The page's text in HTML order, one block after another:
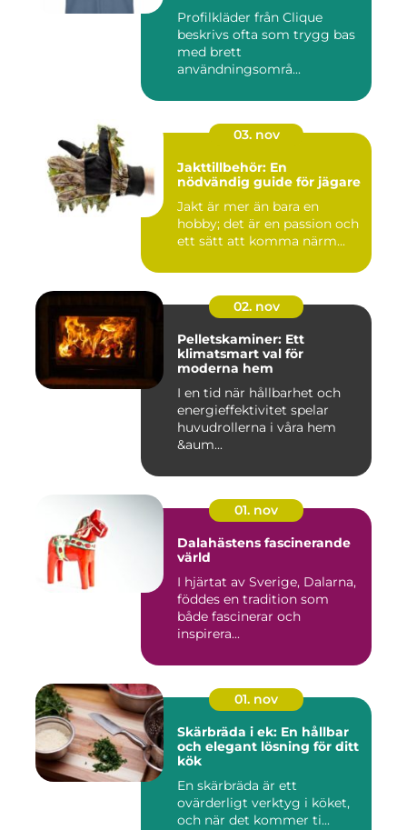
Profilkläder från Clique
beskrivs ofta som trygg bas
med brett
användningsområ...
03. nov
Jakttillbehör: En
nödvändig guide för jägare
Jakt är mer än bara en
hobby; det är en passion och
ett sätt att komma närm...
02. nov
Pelletskaminer: Ett
klimatsmart val för
moderna hem
I en tid när hållbarhet och
energieffektivitet spelar
huvudrollerna i våra hem
&aum...
01. nov
Dalahästens fascinerande
värld
I hjärtat av Sverige, Dalarna,
föddes en tradition som
både fascinerar och
inspirera...
01. nov
Skärbräda i ek: En hållbar
och elegant lösning för ditt
kök
En skärbräda är ett
ovärderligt verktyg i köket,
och när det kommer ti...